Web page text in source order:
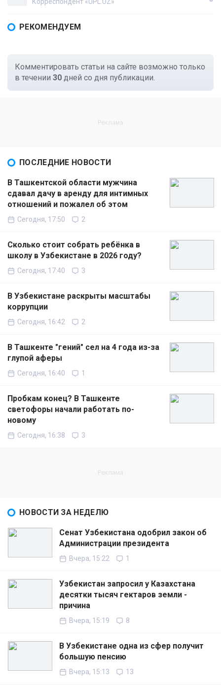
Корреспондент «UPL.UZ»
РЕКОМЕНДУЕМ
Комментировать статьи на сайте возможно только
в течении 30 дней со дня публикации.
ПОСЛЕДНИЕ НОВОСТИ
В Ташкентской области мужчина
сдавал дачу в аренду для интимных
отношений и пожалел об этом
Сегодня, 17:50 2
Сколько стоит собрать ребёнка в
школу в Узбекистане в 2026 году?
Сегодня, 17:40 3
В Узбекистане раскрыты масштабы
коррупции
Сегодня, 16:42 2
В Ташкенте "гений" сел на 4 года из-за
глупой аферы
Сегодня, 16:40 1
Пробкам конец? В Ташкенте
светофоры начали работать по-
новому
Сегодня, 16:38 3
НОВОСТИ ЗА НЕДЕЛЮ
Сенат Узбекистана одобрил закон об
Администрации президента
Вчера, 15:22 1
Узбекистан запросил у Казахстана
десятки тысяч гектаров земли -
причина
Вчера, 15:19 8
В Узбекистане одна из сфер получит
большую пенсию
Вчера, 15:13 13